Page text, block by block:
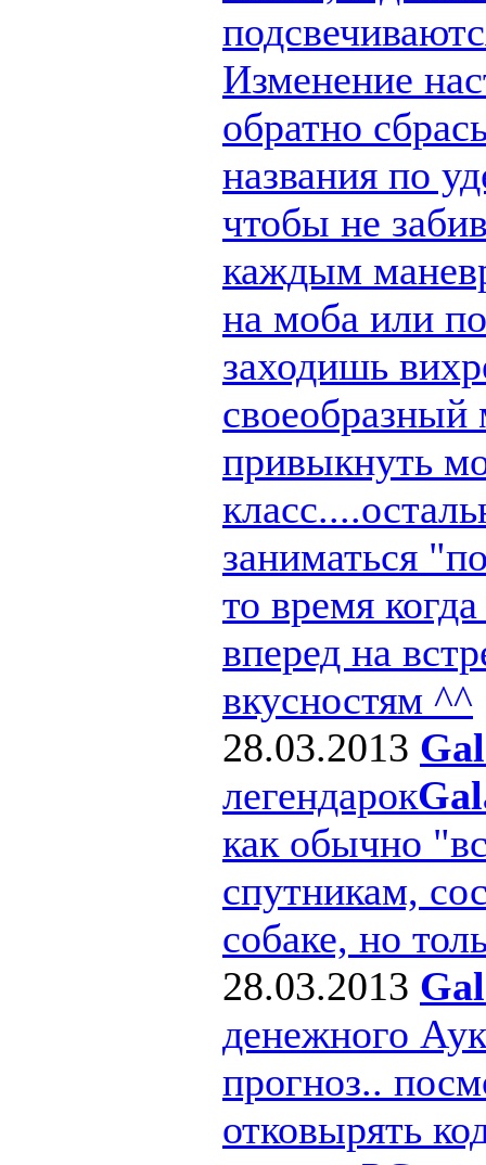
Изменение
обратно
названия по
чтобы не
каждым
на моба или
заходишь
своеобразный
привыкнуть
заниматься
то время
вперед на
вкусностям ^^
28.03.2013
легендарок
как обычно
спутникам,
собаке, но
28.03.2013
денежного
прогноз..
отковырять